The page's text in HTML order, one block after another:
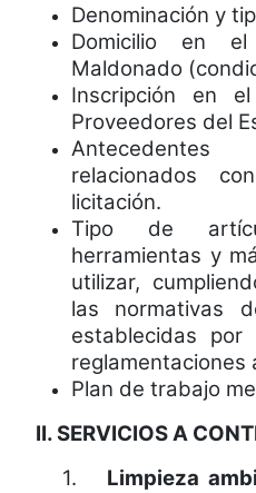
Denominación y
Domicilio en el
Maldonado
Inscripción en
Proveedores del
relacionados
licitación.
Tipo de
herramientas y
utilizar,
las normativas
establecidas
reglamentaciones
Plan de trabajo
II. SERVICIOS A
1.
Limpieza